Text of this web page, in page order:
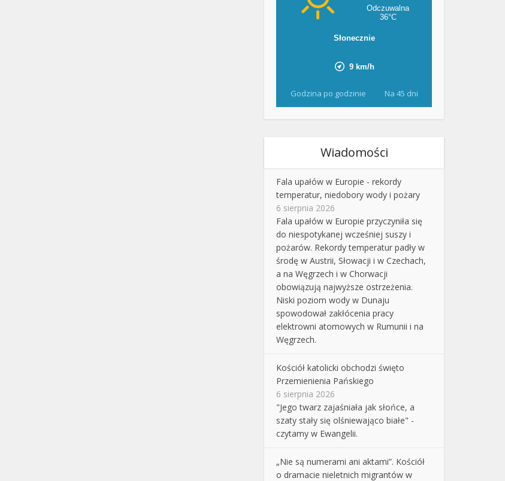
Godzina po godzinie Na 45 dni
Wiadomości
Fala upałów w Europie - rekordy
temperatur, niedobory wody i pożary
6 sierpnia 2026
Fala upałów w Europie przyczyniła się
do niespotykanej wcześniej suszy i
pożarów. Rekordy temperatur padły w
środę w Austrii, Słowacji i w Czechach,
a na Węgrzech i w Chorwacji
obowiązują najwyższe ostrzeżenia.
Niski poziom wody w Dunaju
spowodował zakłócenia pracy
elektrowni atomowych w Rumunii i na
Węgrzech.
Kościół katolicki obchodzi święto
Przemienienia Pańskiego
6 sierpnia 2026
"Jego twarz zajaśniała jak słońce, a
szaty stały się olśniewająco białe" -
czytamy w Ewangelii.
„Nie są numerami ani aktami”. Kościół
o dramacie nieletnich migrantów w